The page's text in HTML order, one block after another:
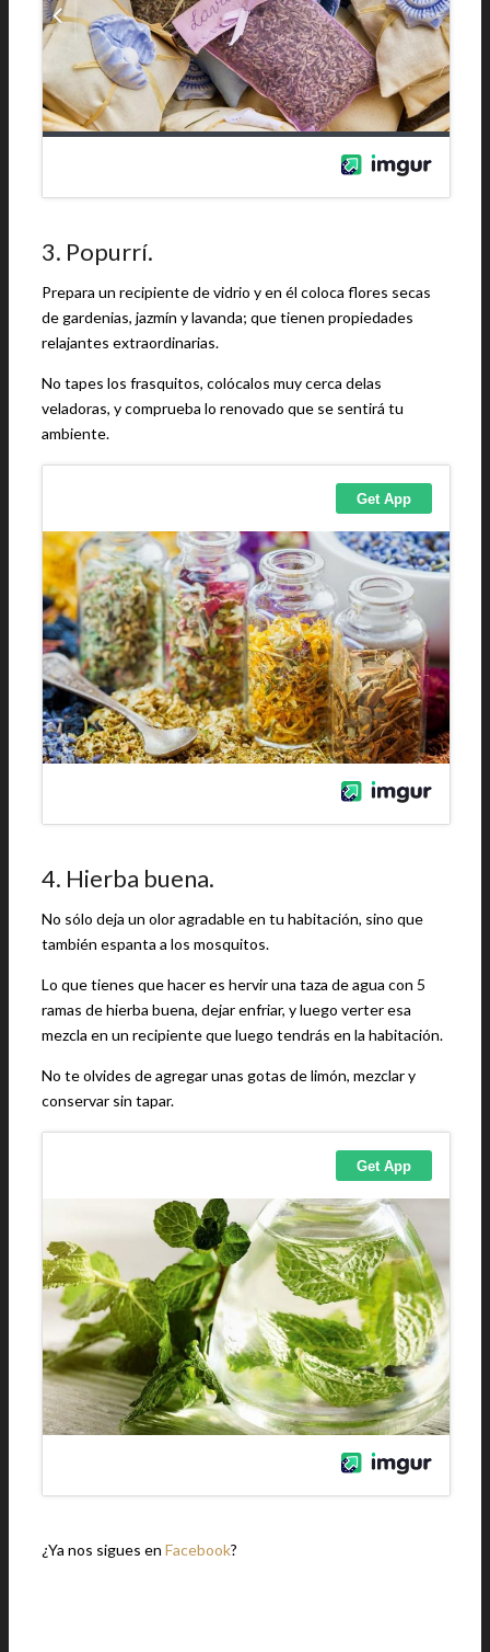
3. Popurrí.
Prepara un recipiente de vidrio y en él coloca flores secas
de gardenias, jazmín y lavanda; que tienen propiedades
relajantes extraordinarias.
No tapes los frasquitos, colócalos muy cerca delas
veladoras, y comprueba lo renovado que se sentirá tu
ambiente.
4. Hierba buena.
No sólo deja un olor agradable en tu habitación, sino que
también espanta a los mosquitos.
Lo que tienes que hacer es hervir una taza de agua con 5
ramas de hierba buena, dejar enfriar, y luego verter esa
mezcla en un recipiente que luego tendrás en la habitación.
No te olvides de agregar unas gotas de limón, mezclar y
conservar sin tapar.
¿Ya nos sigues en Facebook?